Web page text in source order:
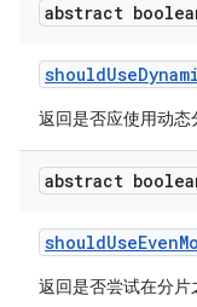
abstract
shouldUse
返回是否应使用动态
abstract
shouldUseEven
返回是否尝试在分